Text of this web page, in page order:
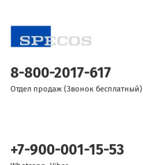
8-800-2017-617
Отдел продаж (Звонок бесплатный)
+7-900-001-15-53